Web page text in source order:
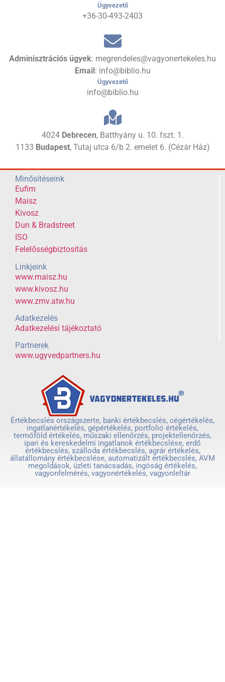
Ügyvezető
+36-30-493-2403
Adminisztrációs ügyek: megrendeles@vagyonertekeles.hu
Email : info@biblio.hu
Ügyvezető
info@biblio.hu
4024 Debrecen, Batthyány u. 10. fszt. 1.
1133 Budapest, Tutaj utca 6/b 2. emelet 6. (Cézár Ház)
Minősítéseink
Eufim
Maisz
Kivosz
Dun & Bradstreet
ISO
Felelősségbiztosítás
Linkjeink
www.maisz.hu
www.kivosz.hu
www.zmv.atw.hu
Adatkezelés
Adatkezelési tájékoztató
Partnerek
www.ugyvedpartners.hu
Értékbecslés országszerte, banki értékbecslés, cégértékelés,
ingatlanértékelés, gépértékelés, portfolió értékelés,
termőföld értékelés, műszaki ellenőrzés, projektellenőrzés,
ipari és kereskedelmi ingatlanok értékbecslése, erdő
értékbecslés, szálloda értékbecslés, agrár értékelés,
állatállomány értékbecslése, automatizált értékbecslés, AVM
megoldások, üzleti tanácsadás, ingóság értékelés,
vagyonfelmérés, vagyonértékelés, vagyonleltár